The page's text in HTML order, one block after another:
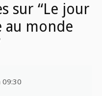
sur “Le jour
au monde
09:30